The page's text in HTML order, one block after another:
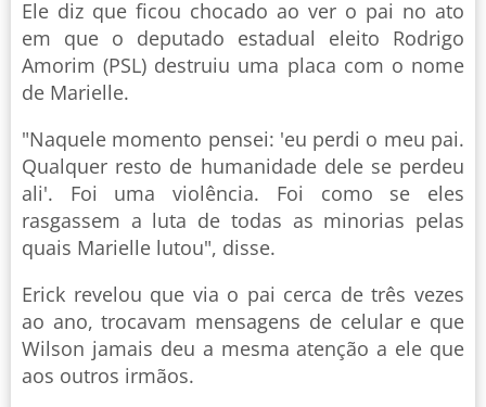
Ele diz que ficou chocado ao ver o pai no ato
em que o deputado estadual eleito Rodrigo
Amorim (PSL) destruiu uma placa com o nome
de Marielle.
"Naquele momento pensei: 'eu perdi o meu pai.
Qualquer resto de humanidade dele se perdeu
ali'. Foi uma violência. Foi como se eles
rasgassem a luta de todas as minorias pelas
quais Marielle lutou", disse.
Erick revelou que via o pai cerca de três vezes
ao ano, trocavam mensagens de celular e que
Wilson jamais deu a mesma atenção a ele que
aos outros irmãos.